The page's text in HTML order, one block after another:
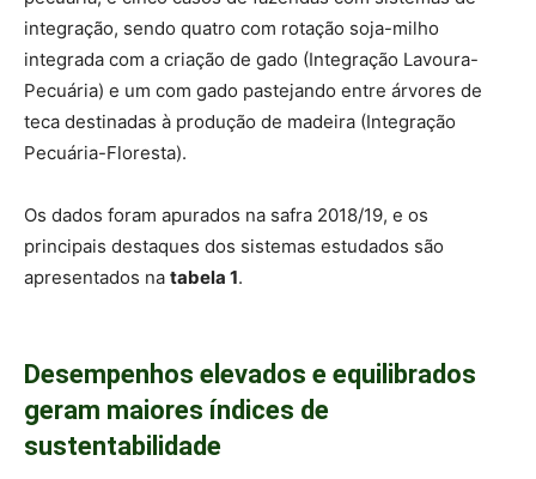
integração, sendo quatro com rotação soja-milho
integrada com a criação de gado (Integração Lavoura-
Pecuária) e um com gado pastejando entre árvores de
teca destinadas à produção de madeira (Integração
Pecuária-Floresta).
Os dados foram apurados na safra 2018/19, e os
principais destaques dos sistemas estudados são
apresentados na tabela 1.
Desempenhos elevados e equilibrados
geram maiores índices de
sustentabilidade